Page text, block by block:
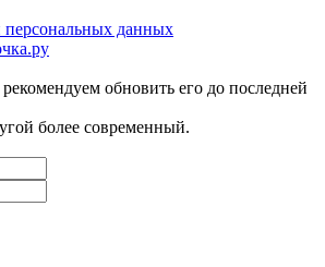
персональных данных
обновить его до последней
более современный.